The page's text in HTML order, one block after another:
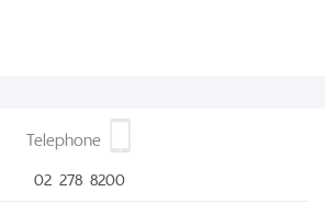
Telephone
02 278 8200